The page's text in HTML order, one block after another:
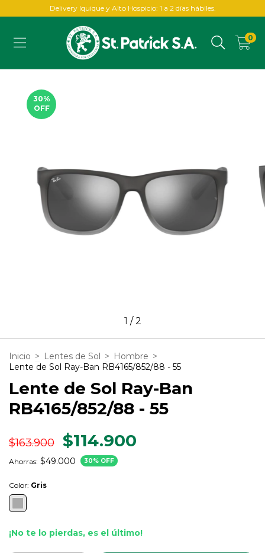
Delivery Iquique y Alto Hospicio: 1 a 2 días hábiles.
0
30%
OFF
1 /2
Inicio > Lentes de Sol > Hombre >
Lente de Sol Ray-Ban RB4165/852/88 - 55
Lente de Sol Ray-Ban
RB4165/852/88 - 55
$163.900 $114.900
Ahorras: $49.000 30% OFF
Color: Gris
¡No te lo pierdas, es el último!